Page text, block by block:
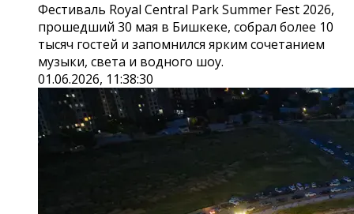
Фестиваль Royal Central Park Summer Fest 2026,
прошедший 30 мая в Бишкеке, собрал более 10
тысяч гостей и запомнился ярким сочетанием
музыки, света и водного шоу.
01.06.2026, 11:38:30